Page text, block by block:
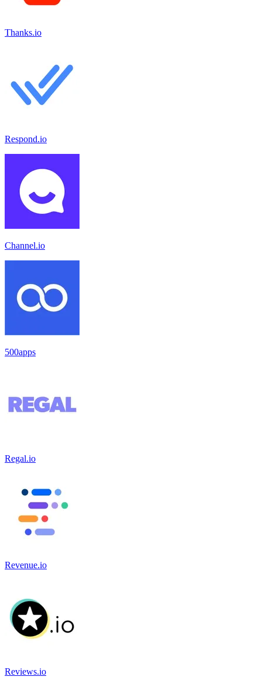
Thanks.io
Respond.io
Channel.io
500apps
Regal.io
Revenue.io
Reviews.io